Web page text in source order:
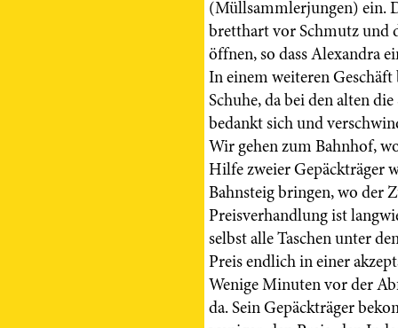
(Müllsammlerjungen) ein.
bretthart vor Schmutz und
öffnen, so dass Alexandra
In einem weiteren
Schuhe, da bei den alten
bedankt sich und
Wir gehen zum Bahnhof,
Hilfe zweier Gepäckträger
Bahnsteig bringen, wo der
Preisverhandlung ist
selbst alle Taschen unter
Preis endlich in einer
Wenige Minuten vor der
da. Sein Gepäckträger